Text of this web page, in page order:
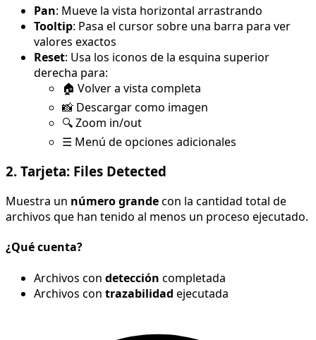
Pan: Mueve la vista horizontal arrastrando
Tooltip: Pasa el cursor sobre una barra para ver
valores exactos
Reset: Usa los iconos de la esquina superior
derecha para:
🏠 Volver a vista completa
📸 Descargar como imagen
🔍 Zoom in/out
☰ Menú de opciones adicionales
2. Tarjeta: Files Detected
Muestra un número grandecon la cantidad total de
archivos que han tenido al menos un proceso ejecutado.
¿Qué cuenta?
Archivos con detección completada
Archivos con trazabilidad ejecutada